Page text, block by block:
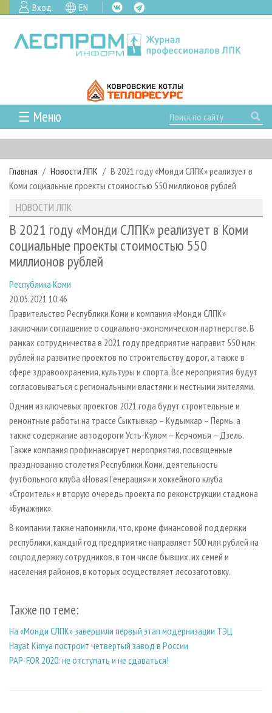
Вход EN
☰ Меню
ГЛАВНАЯ
РУБРИКИ И ТЕМЫ
РУБРИКИ ЖУРНАЛА
ЛЕСОЗАГОТОВКА
ЛЕСОПИЛЕНИЕ
ДЕРЕВООБРАБОТКА
СУШКА ДРЕВЕСИНЫ
ПРОИЗВОДСТВО ДРЕВЕСНЫХ ПЛИТ
ДЕРЕВЯННОЕ ДОМОСТРОЕНИЕ
ПРОИЗВОДСТВО МЕБЕЛИ
БИОЭНЕРГЕТИКА
ЦБП
ИНСТРУМЕНТ И МАТЕРИАЛЫ
НОВОСТИ
НОВОСТИ ЛПК
НОВОСТИ ЖУРНАЛА
НОВОСТИ КОМПАНИЙ
ПРОЕКТЫ ЛПИ
АНАЛИТИКА
ПРЕДПРИЯТИЯ ЛПК
ЛЕСНЫЕ РЕГИОНЫ РОССИИ
ПЕРСОНЫ
МОБИЛЬНЫЕ ВЫСТАВКИ
ОФИЦИАЛЬНЫЕ ДЕЛЕГАЦИИ
ПРИОРИТЕТНЫЕ ИНВЕСТПРОЕКТЫ
RUSSIAN FORESTRY REVIEW
ГАЗЕТА ЛЕСПРОМФОРУМ
БИБЛИОТЕКА СПЕЦИАЛИСТА
АРХИВ
АРХИВ ЖУРНАЛОВ
СТАТЬИ
О ЖУРНАЛЕ
ПОДПИСКА
КОНТАКТЫ
РЕКЛАМОДАТЕЛЯМ
РЕКЛАМА
РЕКЛАМА НА САЙТЕ
Главная Новости ЛПК
В 2021 году «Монди СЛПК» реализует в
Коми социальные проекты стоимостью 550 миллионов рублей
НОВОСТИ ЛПК
В 2021 году «Монди СЛПК» реализует в Коми
социальные проекты стоимостью 550
миллионов рублей
Республика Коми
20.05.2021 10:46
Правительство Республики Коми и компания «Монди СЛПК»
заключили соглашение о социально-экономическом партнерстве. В
рамках сотрудничества в 2021 году предприятие направит 550 млн
рублей на развитие проектов по строительству дорог, а также в
сфере здравоохранения, культуры и спорта. Все мероприятия будут
согласовываться с региональными властями и местными жителями.
Одним из ключевых проектов 2021 года будут строительные и
ремонтные работы на трассе Сыктывкар – Кудымкар – Пермь, а
также содержание автодороги Усть-Кулом – Керчомъя – Дзель.
Также компания профинансирует мероприятия, посвященные
празднованию столетия Республики Коми, деятельность
футбольного клуба «Новая Генерация» и хоккейного клуба
«Строитель» и вторую очередь проекта по реконструкции стадиона
«Бумажник».
В компании также напомнили, что, кроме финансовой поддержки
республики, каждый год предприятие направляет 500 млн рублей на
соцподдержку сотрудников, в том числе бывших, их семей и
населения районов, в которых осуществляет лесозаготовку.
Также по теме:
На «Монди СЛПК» завершили первый этап модернизации ТЭЦ
Hayat Kimya построит четвертый завод в России
PAP-FOR 2020: не отступать и не сдаваться!